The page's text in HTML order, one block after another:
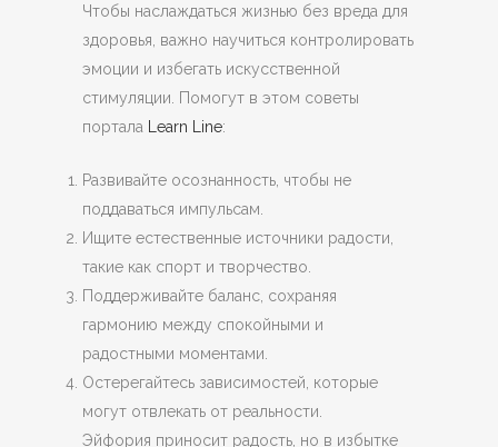
Чтобы наслаждаться жизнью без вреда для
здоровья, важно научиться контролировать
эмоции и избегать искусственной
стимуляции. Помогут в этом советы
портала
Learn Line:
Развивайте осознанность, чтобы не
поддаваться импульсам.
Ищите естественные источники радости,
такие как спорт и творчество.
Поддерживайте баланс, сохраняя
гармонию между спокойными и
радостными моментами.
Остерегайтесь зависимостей, которые
могут отвлекать от реальности.
Эйфория приносит радость, но в избытке